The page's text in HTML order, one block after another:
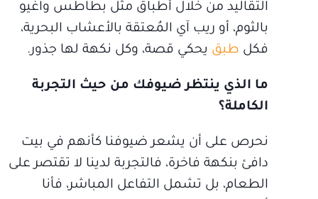
التقاليد من خلال أطباق مثل بطاطس واغيو
بالثوم، أو ريب آي المُعتقة بالأعشاب البحرية،
فكل طبق يحكي قصة، وكل نكهة لها جذور.
ما الذي ينتظر ضيوفك من حيث التجربة
الكاملة؟
نحرص على أن يشعر ضيوفنا كأنهم في بيت
دافئ بنكهة فاخرة، فالتجربة لدينا لا تقتصر على
الطعام، بل تشمل التفاعل المباشر، فأنا